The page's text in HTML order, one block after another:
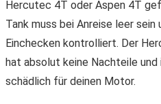
Hercutec 4T oder Aspen 4T
Tank muss bei Anreise leer sein
Einchecken kontrolliert. Der
hat absolut keine Nachteile
schädlich für deinen Motor.